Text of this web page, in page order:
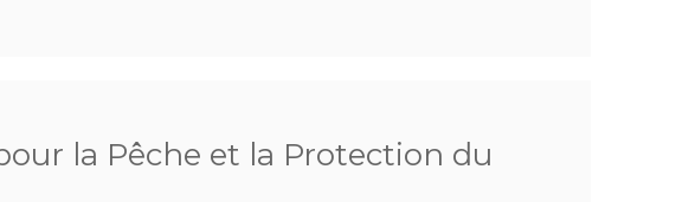
la Pêche et la Protection du